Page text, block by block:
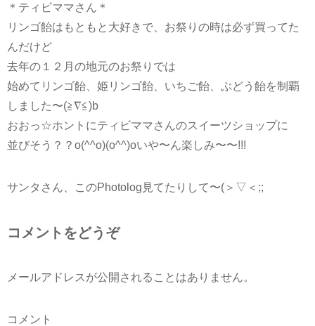
＊ティビママさん＊
リンゴ飴はもともと大好きで、お祭りの時は必ず買ってた
んだけど
去年の１２月の地元のお祭りでは
始めてリンゴ飴、姫リンゴ飴、いちご飴、ぶどう飴を制覇
しました〜(≧∇≦)b
おおっ☆ホントにティビママさんのスイーツショップに
並びそう？？o(^^o)(o^^)oいや〜ん楽しみ〜〜!!!
サンタさん、このPhotolog見てたりして〜(＞▽＜;;
コメントをどうぞ
メールアドレスが公開されることはありません。
コメント